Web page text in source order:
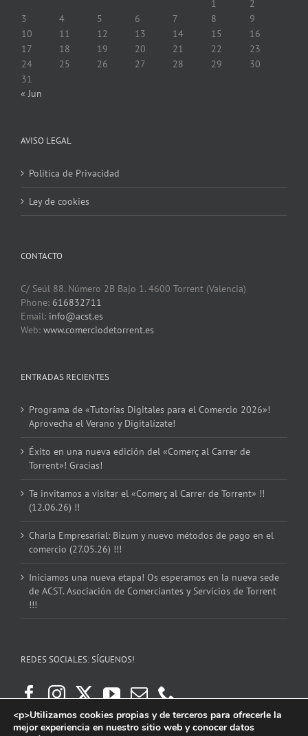
1
2
3
4 5 6 7 8
9
10
11 12 13 14 15
16
17
18 19 20 21 22
23
24
25 26 27 28 29
30
31
« Jun
AVISO LEGAL
Política de Privacidad
Ley de cookies
CONTACTO
C/ Seúl 88. Número 2B Bajo 1. 4600 Torrent (Valencia)
Phone: 616832711
Email: info@acst.es
Web: www.comerciodetorrent.es
ENTRADAS RECIENTES
Programa de «Tutorías Digitales para el Comercio 2026»!
Aprovecha el Verano y Digitalízate!
Éxito en una nueva edición del «Comerç al Carrer de
Torrent»! Gracias!
Te invitamos a visitar el «Comerç al Carrer de Torrent» !!
(12.06.26) !!
Charla Empresarial: Bizum y nuevo métodos de pago en el
comercio (27.05.26) !!!
Iniciamos una nueva etapa! Os esperamos en la nueva sede
de ACST. Asociación de Comerciantes y Servicios de Torrent
!!!
REDES SOCIALES: SÍGUENOS!
<p>Utilizamos cookies propias y de terceros para ofrecerle la
mejor experiencia en nuestro sitio web y conocer datos